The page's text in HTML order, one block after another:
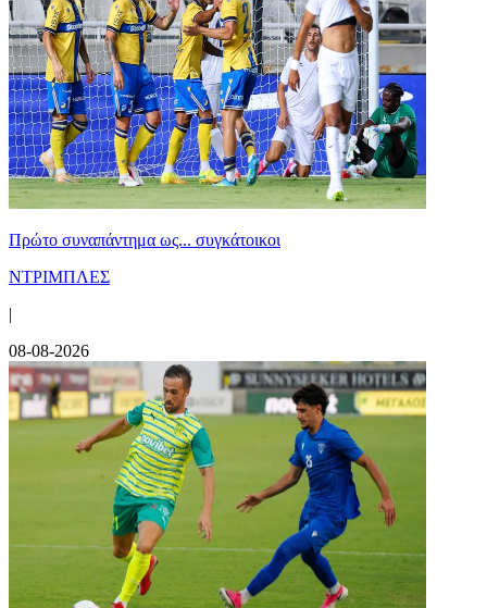
Πρώτο συναπάντημα ως... συγκάτοικοι
ΝΤΡΙΜΠΛΕΣ
|
08-08-2026